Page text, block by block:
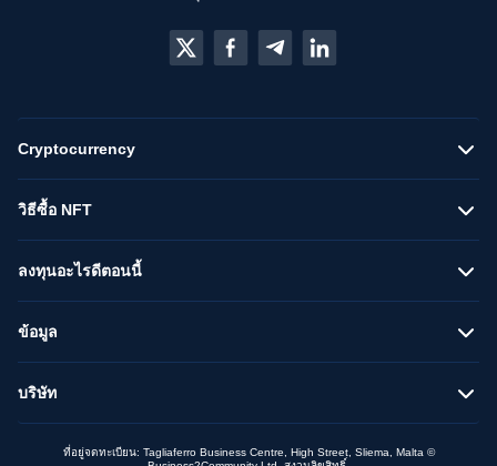
Cryptocurrency
วิธีซื้อ NFT
ลงทุนอะไรดีตอนนี้
ข้อมูล
บริษัท
ที่อยู่จดทะเบียน: Tagliaferro Business Centre, High Street, Sliema, Malta ©